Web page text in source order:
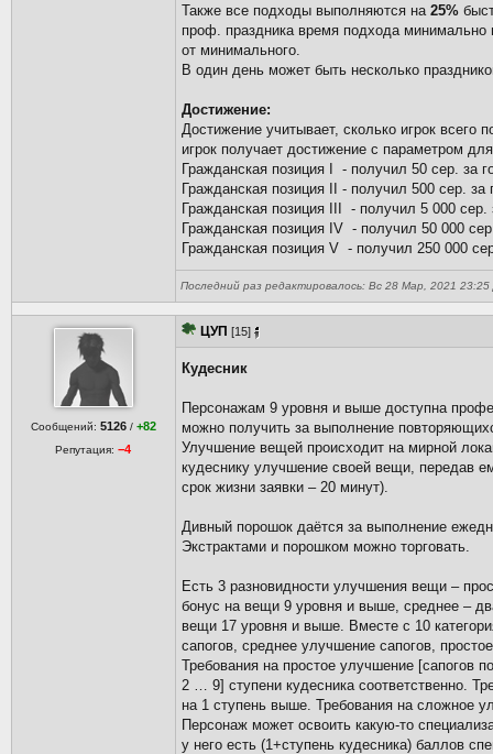
Также все подходы выполняются на 25%
проф. праздника время подхода
от минимального.
В один день может быть несколько
Достижение:
Достижение учитывает, сколько игрок всего
игрок получает достижение с параметром
Гражданская позиция I - получил 50 сер. за
Гражданская позиция II - получил 500 сер. за
Гражданская позиция III - получил 5 000 сер.
Гражданская позиция IV - получил 50 000
Гражданская позиция V - получил 250 000
Последний раз редактировалось: Вс 28 Мар, 2021 23:25
Сообщений: 5126 / +82
Репутация:−4
ЦУП [15]
Кудесник
Персонажам 9 уровня и выше доступна
можно получить за выполнение
Улучшение вещей происходит на мирной
кудеснику улучшение своей вещи, передав
срок жизни заявки – 20 минут).
Дивный порошок даётся за выполнение
Экстрактами и порошком можно торговать.
Есть 3 разновидности улучшения вещи –
бонус на вещи 9 уровня и выше, среднее –
вещи 17 уровня и выше. Вместе с 10
сапогов, среднее улучшение сапогов,
Требования на простое улучшение [сапогов
2 … 9] ступени кудесника соответственно.
на 1 ступень выше. Требования на сложное
Персонаж может освоить какую-то
у него есть (1+ступень кудесника) баллов